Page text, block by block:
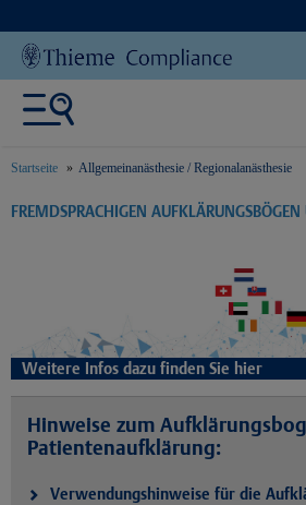
Startseite Allgemeinanästhesie / Regionalanästhesie
text.skipToContent
text.skipToNavigation
FREMDSPRACHIGEN
Weitere Infos dazu finden Sie hier
Hinweise zum
Patientenaufklärung:
Verwendungshinweise für die